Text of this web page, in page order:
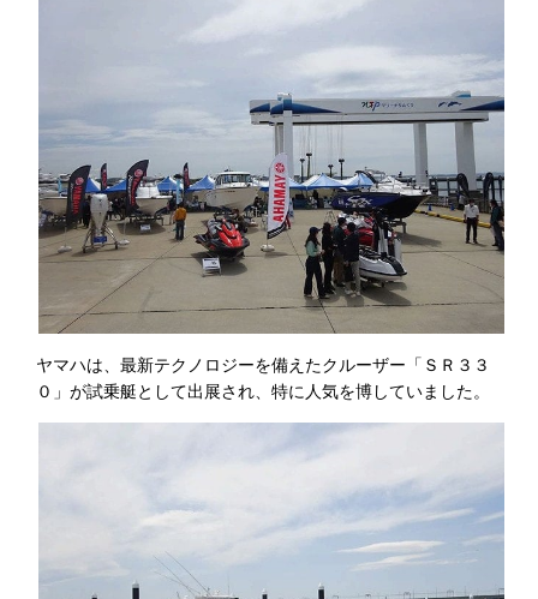
ヤマハは、最新テクノロジーを備えたクルーザー「ＳＲ３３
０」が試乗艇として出展され、特に人気を博していました。